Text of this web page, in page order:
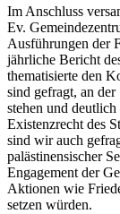
Im Anschluss
Ev.
Ausführungen der
jährliche Bericht
thematisierte den
sind gefragt, an
stehen und deutlich
Existenzrecht des
sind wir auch
palästinensischer
Engagement der
Aktionen wie
setzen würden.